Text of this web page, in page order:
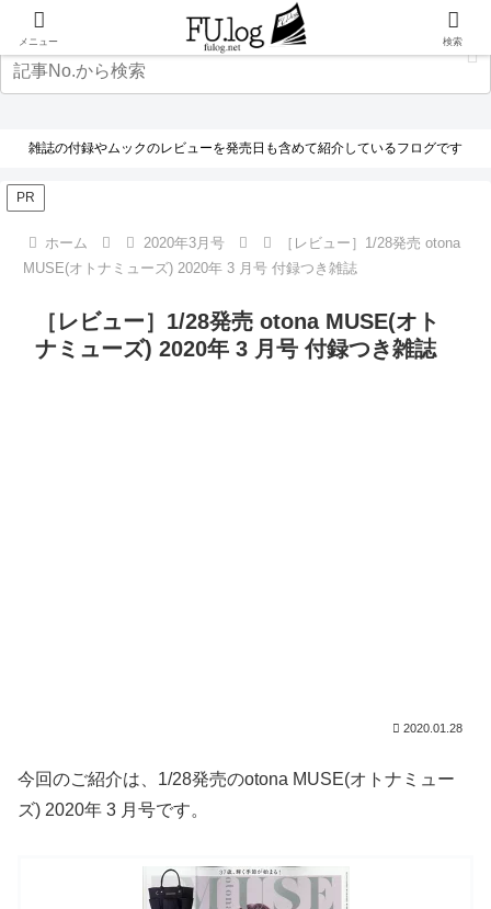
雑誌の付録やムックのレビューを発売日も含めて紹介しているフログです
PR
ホーム 2020年3月号
［レビュー］1/28発売 otona
MUSE(オトナミューズ) 2020年 3 月号 付録つき雑誌
［レビュー］1/28発売 otona MUSE(オト
ナミューズ) 2020年 3 月号 付録つき雑誌
2020.01.28
今回のご紹介は、1/28発売のotona MUSE(オトナミュー
ズ) 2020年 3 月号です。
メニュー 検索